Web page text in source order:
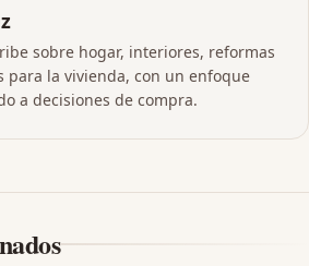
sobre hogar, interiores, reformas
para la vivienda, con un enfoque
a decisiones de compra.